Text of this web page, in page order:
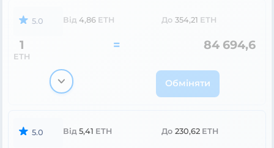
5.0 Від 4,86 ETH До 354,21 ETH
1
ETH
= 84 694,6
Обміняти
5.0 Від 5,41 ETH До 230,62 ETH